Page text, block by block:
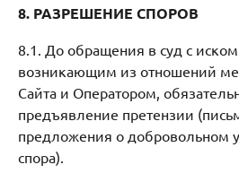
8. РАЗРЕШЕНИЕ СПОРОВ
8.1. До обращения в суд с иском
возникающим из отношений
Сайта и Оператором,
предъявление претензии
предложения о добровольном
спора).